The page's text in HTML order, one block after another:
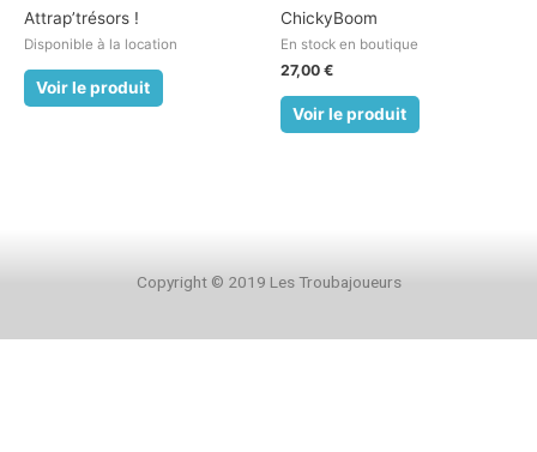
Note
0
sur
5
Attrap’trésors !
Disponible à la location
Voir le produit
Note
0
sur
5
ChickyBoom
En stock en boutique
27,00 €
Voir le produit
Copyright © 2019 Les Troubajoueurs